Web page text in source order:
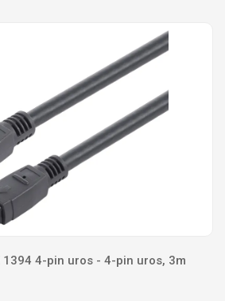
1394 4-pin uros - 4-pin uros, 3m